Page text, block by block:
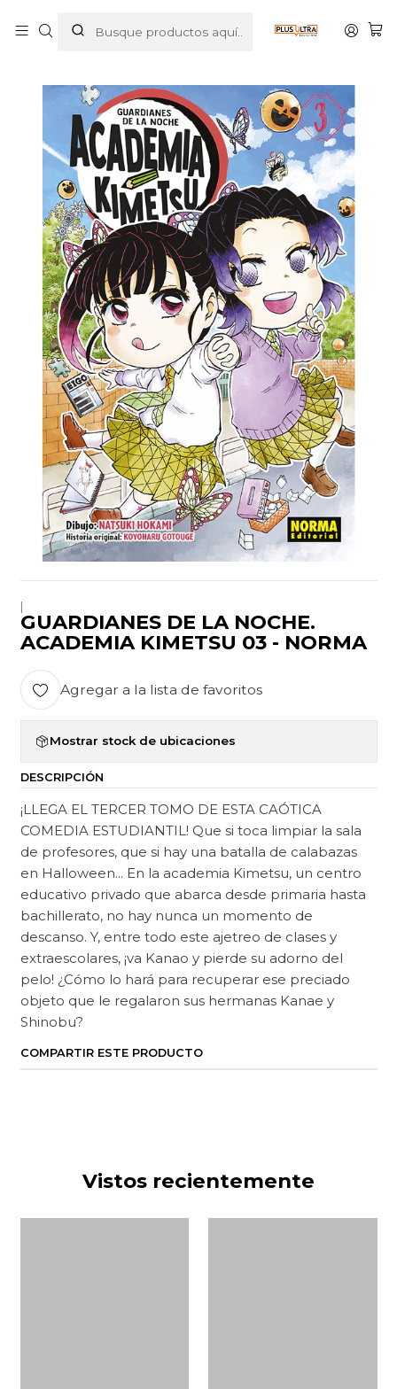
GUARDIANES DE LA NOCHE. ACADEMIA KIMETSU 03 -
NORMA
|
GUARDIANES DE LA NOCHE.
ACADEMIA KIMETSU 03 - NORMA
Agregar a la lista de favoritos
Mostrar stock de ubicaciones
DESCRIPCIÓN
¡LLEGA EL TERCER TOMO DE ESTA CAÓTICA
COMEDIA ESTUDIANTIL! Que si toca limpiar la sala
de profesores, que si hay una batalla de calabazas
en Halloween... En la academia Kimetsu, un centro
educativo privado que abarca desde primaria hasta
bachillerato, no hay nunca un momento de
descanso. Y, entre todo este ajetreo de clases y
extraescolares, ¡va Kanao y pierde su adorno del
pelo! ¿Cómo lo hará para recuperar ese preciado
objeto que le regalaron sus hermanas Kanae y
Shinobu?
COMPARTIR ESTE PRODUCTO
Vistos recientemente